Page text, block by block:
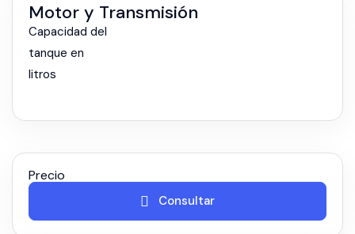
Motor y Transmisión
Capacidad del
tanque en
litros
Precio
Consultar